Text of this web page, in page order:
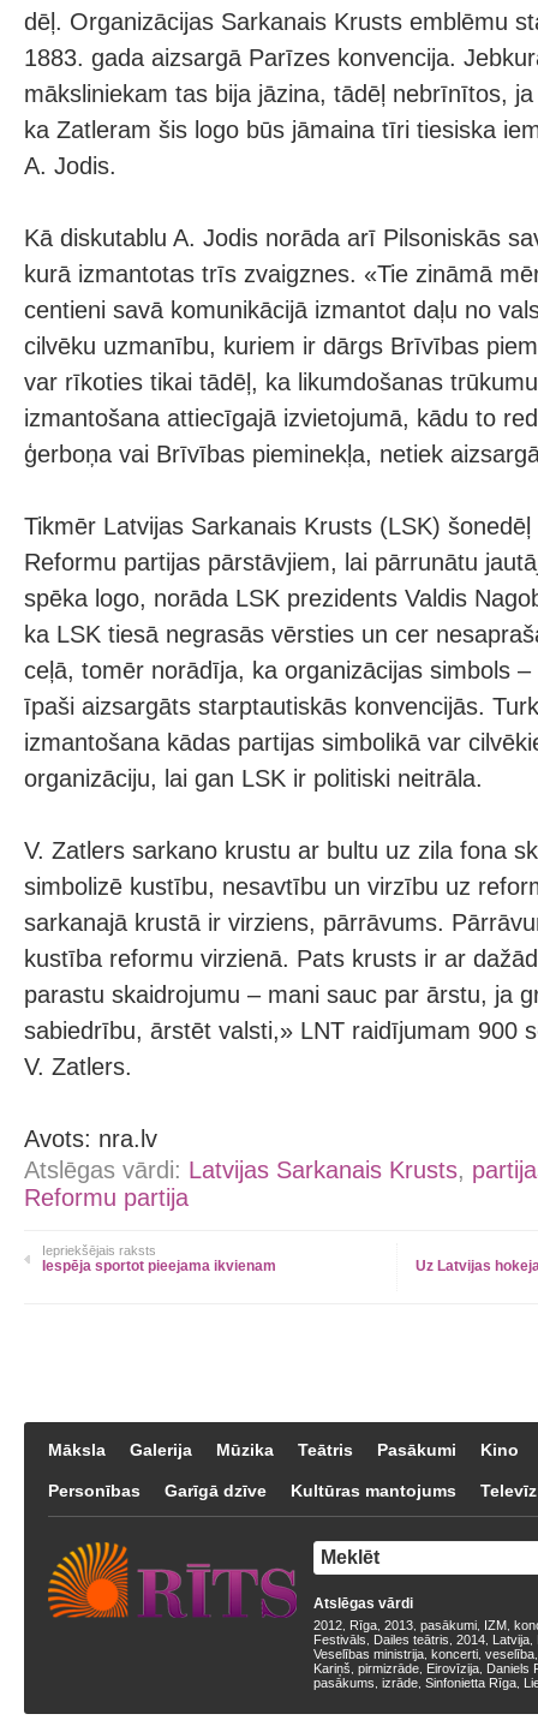
dēļ. Organizācijas Sarkanais Krusts emblēmu
1883. gada aizsargā Parīzes konvencija.
māksliniekam tas bija jāzina, tādēļ nebrīnītos,
ka Zatleram šis logo būs jāmaina tīri tiesiska
A. Jodis.
Kā diskutablu A. Jodis norāda arī Pilsoniskās
kurā izmantotas trīs zvaigznes. «Tie zināmā
centieni savā komunikācijā izmantot daļu no
cilvēku uzmanību, kuriem ir dārgs Brīvības
var rīkoties tikai tādēļ, ka likumdošanas
izmantošana attiecīgajā izvietojumā, kādu to
ģerboņa vai Brīvības pieminekļa, netiek
Tikmēr Latvijas Sarkanais Krusts (LSK)
Reformu partijas pārstāvjiem, lai pārrunātu
spēka logo, norāda LSK prezidents Valdis
ka LSK tiesā negrasās vērsties un cer
ceļā, tomēr norādīja, ka organizācijas simbols
īpaši aizsargāts starptautiskās konvencijās.
izmantošana kādas partijas simbolikā var
organizāciju, lai gan LSK ir politiski neitrāla.
V. Zatlers sarkano krustu ar bultu uz zila fona
simbolizē kustību, nesavtību un virzību uz
sarkanajā krustā ir virziens, pārrāvums.
kustība reformu virzienā. Pats krusts ir ar
parastu skaidrojumu – mani sauc par ārstu, ja
sabiedrību, ārstēt valsti,» LNT raidījumam 900
V. Zatlers.
Avots: nra.lv
Atslēgas vārdi: Latvijas Sarkanais Krusts,
Reformu partija
Iepriekšējais raksts
Iespēja sportot pieejama ikvienam Uz Latvijas
Māksla Galerija Mūzika Teātris Pasākumi Kino
Personības Garīgā dzīve Kultūras mantojums
Atslēgas vārdi
2012 Rīga 2013 pasākumi IZM
Festivāls
Dailes teātris 2014 Latvija
Veselības ministrija koncerti veselība
Kariņš pirmizrāde Eirovīzija Daniels
pasākums izrāde Sinfonietta Rīga